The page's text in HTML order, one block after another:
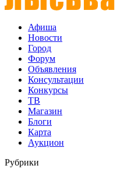
Афиша
Новости
Город
Форум
Объявления
Консультации
Конкурсы
ТВ
Магазин
Блоги
Карта
Аукцион
Рубрики